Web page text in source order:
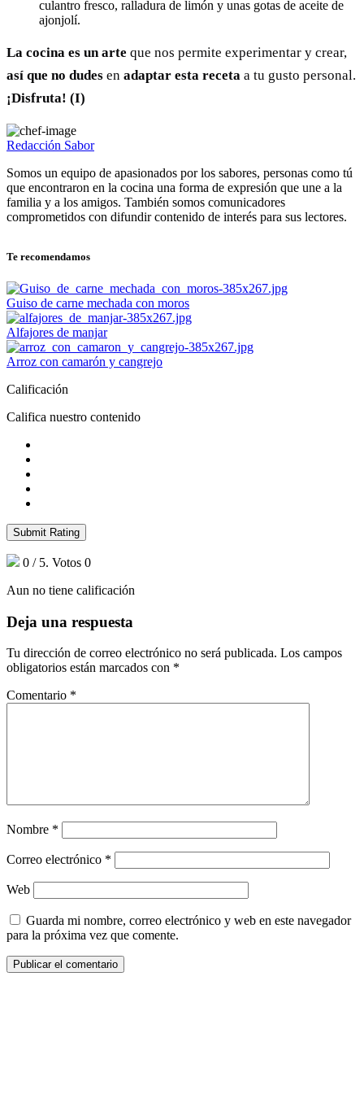
culantro fresco, ralladura de limón y unas gotas de aceite de
ajonjolí.
La cocina es un arte que nos permite experimentar y crear,
así que no dudes en adaptar esta receta a tu gusto personal.
¡Disfruta! (I)
Redacción Sabor
Somos un equipo de apasionados por los sabores, personas como tú
que encontraron en la cocina una forma de expresión que une a la
familia y a los amigos. También somos comunicadores
comprometidos con difundir contenido de interés para sus lectores.
Te recomendamos
Guiso de carne mechada con moros
Alfajores de manjar
Arroz con camarón y cangrejo
Calificación
Califica nuestro contenido
Submit Rating
0 / 5. Votos 0
Aun no tiene calificación
Deja una respuesta
Tu dirección de correo electrónico no será publicada. Los campos
obligatorios están marcados con *
Comentario *
Nombre *
Correo electrónico *
Web
Guarda mi nombre, correo electrónico y web en este navegador
para la próxima vez que comente.